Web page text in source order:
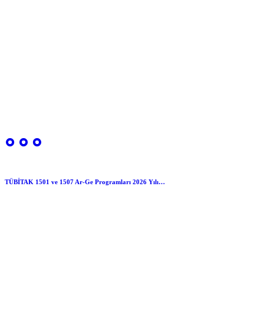
TÜBİTAK 1501 ve 1507 Ar-Ge Programları 2026 Yılı…